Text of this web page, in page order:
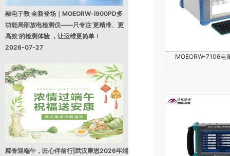
融电于数 全新登场｜MOEORW-i900PD多
功能局部放电检测仪——只专注‘更精准、更
高效’的检测体验 ，让运维更简单！
2026-07-27
粽香迎端午，匠心伴前行|武汉摩恩2026年端
MOEORW-7106电